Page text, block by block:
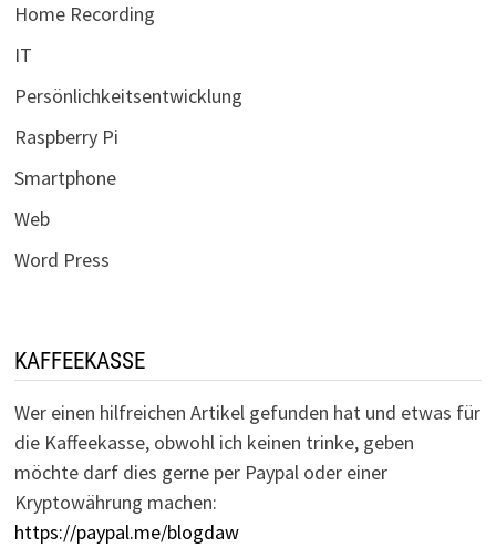
Home Recording
IT
Persönlichkeitsentwicklung
Raspberry Pi
Smartphone
Web
Word Press
KAFFEEKASSE
Wer einen hilfreichen Artikel gefunden hat und etwas für
die Kaffeekasse, obwohl ich keinen trinke, geben
möchte darf dies gerne per Paypal oder einer
Kryptowährung machen:
https://paypal.me/blogdaw